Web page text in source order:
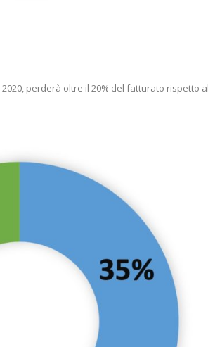
perderà oltre il 20% del fatturato rispetto